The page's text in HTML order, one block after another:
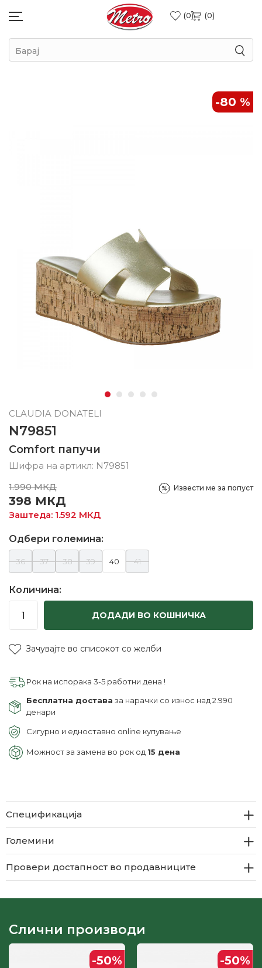
0 0
Барај
-80 %
CLAUDIA DONATELI
N79851
Comfort папучи
Шифра на артикл: N79851
1.990 МКД
398 МКД
Заштеда: 1.592 МКД
Извести ме за попуст
Одбери големина:
36 37 38 39 40 41
Количина:
ДОДАДИ ВО КОШНИЧКА
Зачувајте во списокот со желби
Рок на испорака 3-5 работни дена !
Бесплатна достава за нарачки со износ над 2.990
денари
Сигурно и едноставно online купување
Можност за замена во рок од 15 дена
Спецификација
Големини
Провери достапност во продавниците
Слични производи
-50% -50%